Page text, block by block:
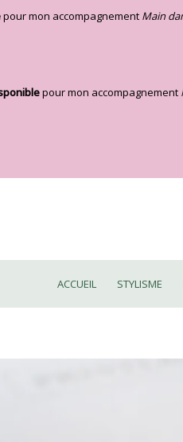
pour mon accompagnement Main
pour mon accompagnement
ACCUEIL STYLISME